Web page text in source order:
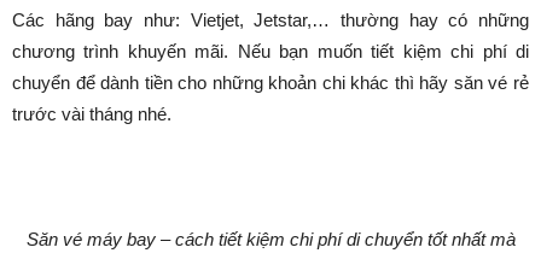
Các hãng bay như: Vietjet, Jetstar,… thường hay có những
chương trình khuyến mãi. Nếu bạn muốn tiết kiệm chi phí di
chuyển để dành tiền cho những khoản chi khác thì hãy săn vé rẻ
trước vài tháng nhé.
Săn vé máy bay – cách tiết kiệm chi phí di chuyển tốt nhất mà